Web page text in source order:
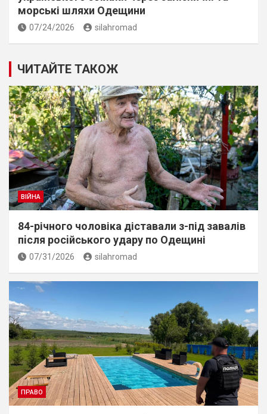
морські шляхи Одещини
07/24/2026 silahromad
ЧИТАЙТЕ ТАКОЖ
ВІЙНА
84-річного чоловіка діставали з-під завалів
пiсля росiйського удару по Одещині
07/31/2026 silahromad
ПРАВО